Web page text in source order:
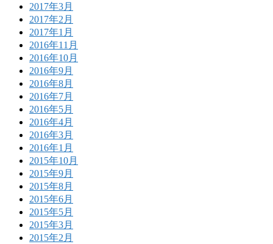
2017年3月
2017年2月
2017年1月
2016年11月
2016年10月
2016年9月
2016年8月
2016年7月
2016年5月
2016年4月
2016年3月
2016年1月
2015年10月
2015年9月
2015年8月
2015年6月
2015年5月
2015年3月
2015年2月